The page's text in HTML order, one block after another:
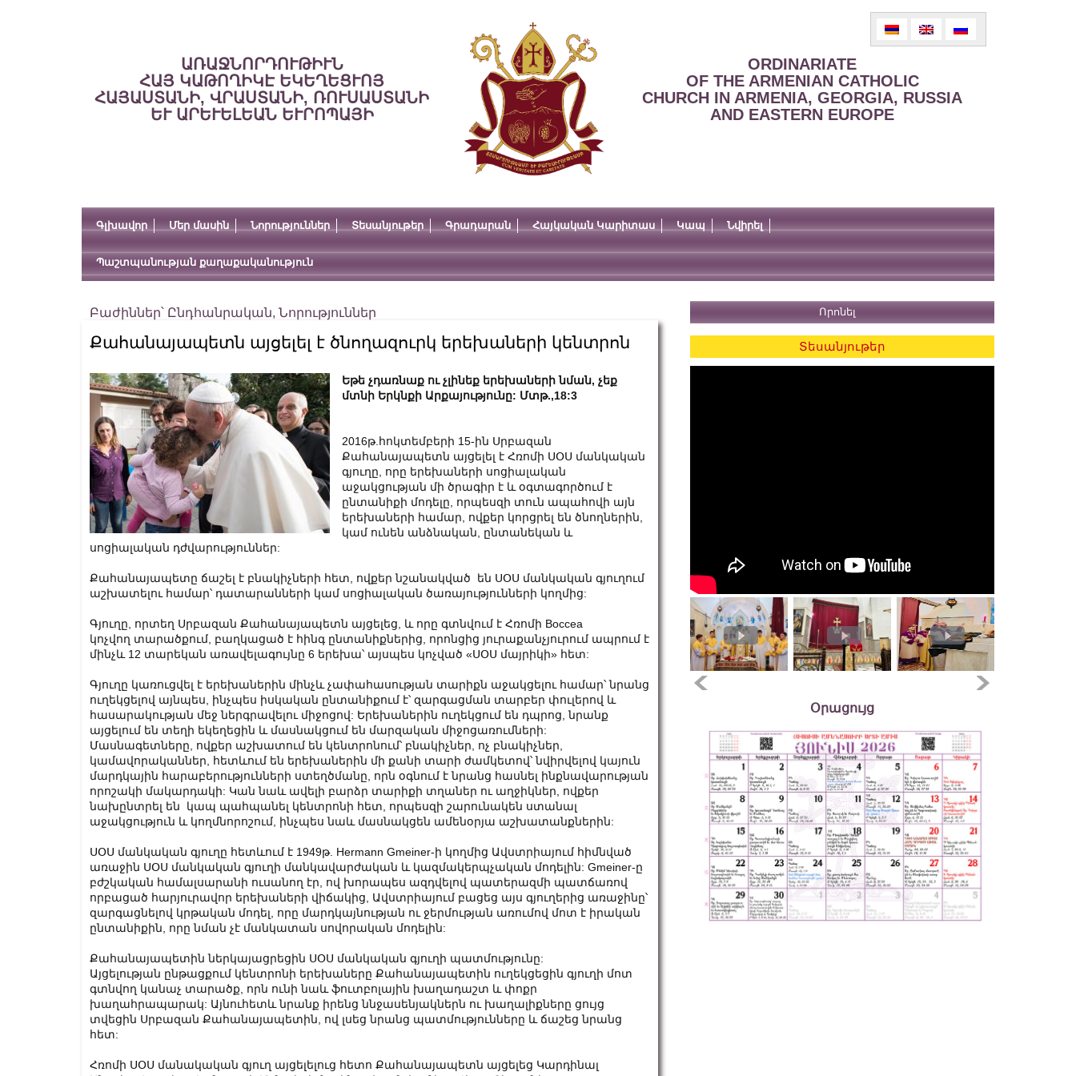
ԱՌԱՋՆՈՐԴՈՒԹԻՒՆ
ՀԱՅ ԿԱԹՈՂԻԿԷ ԵԿԵՂԵՑՒՈՅ
ՀԱՅԱՍՏԱՆԻ, ՎՐԱՍՏԱՆԻ, ՌՈՒՍԱՍՏԱՆԻ
ԵՒ ԱՐԵՒԵԼԵԱՆ ԵՒՐՈՊԱՅԻ
ORDINARIATE
OF THE ARMENIAN CATHOLIC
CHURCH IN ARMENIA, GEORGIA, RUSSIA
AND EASTERN EUROPE
Գլխավոր Մեր մասին Նորություններ Տեսանյութեր Գրադարան Հայկական Կարիտաս Կապ Նվիրել
Պաշտպանության քաղաքականություն
Բաժիններ՝ Ընդհանրական, Նորություններ
Քահանայապետն այցելել է ծնողազուրկ երեխաների կենտրոն
Եթե չդառնաք ու չլինեք երեխաների նման, չեք
մտնի Երկնքի Արքայությունը: Մտթ.,18:3
2016թ.հոկտեմբերի 15-ին Սրբազան
Քահանայապետն այցելել է Հռոմի ՍՕՍ մանկական
գյուղը, որը երեխաների սոցիալական
աջակցության մի ծրագիր է և օգտագործում է
ընտանիքի մոդելը, որպեսզի տուն ապահովի այն
երեխաների համար, ովքեր կորցրել են ծնողներին,
կամ ունեն անձնական, ընտանեկան և
սոցիալական դժվարություններ:
Քահանայապետը ճաշել է բնակիչների հետ, ովքեր նշանակված են ՍՕՍ մանկական գյուղում
աշխատելու համար՝ դատարանների կամ սոցիալական ծառայությունների կողմից:
Գյուղը, որտեղ Սրբազան Քահանայապետն այցելեց, և որը գտնվում է Հռոմի Boccea
կոչվող տարածքում, բաղկացած է հինգ ընտանիքներից, որոնցից յուրաքանչյուրում ապրում է
մինչև 12 տարեկան առավելագույնը 6 երեխա՝ այսպես կոչված «ՍՕՍ մայրիկի» հետ:
Գյուղը կառուցվել է երեխաներին մինչև չափահասության տարիքն աջակցելու համար՝ նրանց
ուղեկցելով այնպես, ինչպես իսկական ընտանիքում է՝ զարգացման տարբեր փուլերով և
հասարակության մեջ ներգրավելու միջոցով: Երեխաներին ուղեկցում են դպրոց, նրանք
այցելում են տեղի եկեղեցին և մասնակցում են մարզական միջոցառումների:
Մասնագետները, ովքեր աշխատում են կենտրոնում՝ բնակիչներ, ոչ բնակիչներ,
կամավորականներ, հետևում են երեխաներին մի քանի տարի ժամկետով՝ նվիրվելով կայուն
մարդկային հարաբերությունների ստեղծմանը, որն օգնում է նրանց հասնել ինքնավարության
որոշակի մակարդակի: Կան նաև ավելի բարձր տարիքի տղաներ ու աղջիկներ, ովքեր
նախընտրել են կապ պահպանել կենտրոնի հետ, որպեսզի շարունակեն ստանալ
աջակցություն և կողմնորոշում, ինչպես նաև մասնակցեն ամենօրյա աշխատանքներին:
ՍՕՍ մանկական գյուղը հետևում է 1949թ. Hermann Gmeiner-ի կողմից Ավստրիայում հիմնված
առաջին ՍՕՍ մանկական գյուղի մանկավարժական և կազմակերպչական մոդելին: Gmeiner-ը
բժշկական համալսարանի ուսանող էր, ով խորապես ազդվելով պատերազմի պատճառով
որբացած հարյուրավոր երեխաների վիճակից, Ավստրիայում բացեց այս գյուղերից առաջինը՝
զարգացնելով կրթական մոդել, որը մարդկայնության ու ջերմության առումով մոտ է իրական
ընտանիքին, որը նման չէ մանկատան սովորական մոդելին:
Քահանայապետին ներկայացրեցին ՍՕՍ մանկական գյուղի պատմությունը:
Այցելության ընթացքում կենտրոնի երեխաները Քահանայապետին ուղեկցեցին գյուղի մոտ
գտնվող կանաչ տարածք, որն ունի նաև ֆուտբոլային խաղադաշտ և փոքր
խաղահրապարակ: Այնուհետև նրանք իրենց ննջասենյակներն ու խաղալիքները ցույց
տվեցին Սրբազան Քահանայապետին, ով լսեց նրանց պատմությունները և ճաշեց նրանց
հետ:
Հռոմի ՍՕՍ մանակական գյուղ այցելելուց հետո Քահանայապետն այցելեց Կարդինալ
Տեսանյութեր
Օրացույց